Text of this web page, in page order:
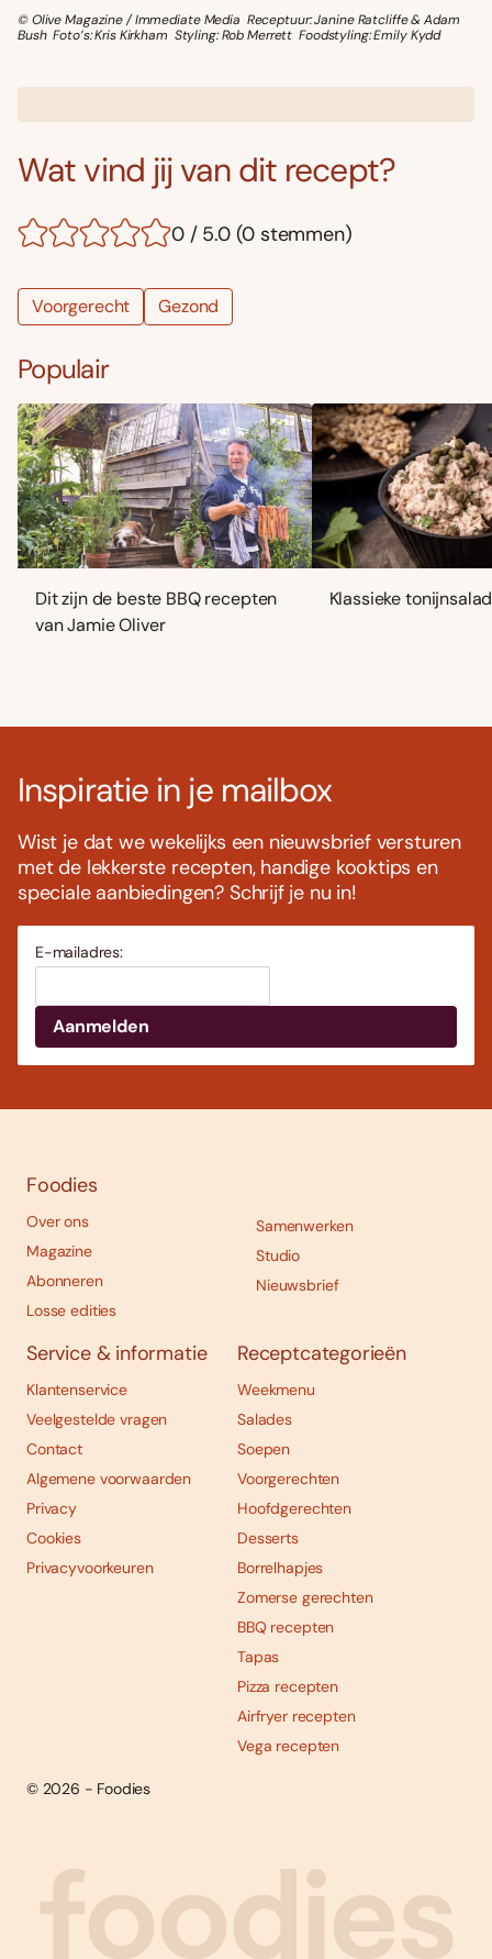
Abonneren
Bestellen
© Olive Magazine / Immediate Media Receptuur: Janine Ratcliffe & Adam
Bush Foto’s: Kris Kirkham Styling: Rob Merrett Foodstyling: Emily Kydd
Wat vind jij van dit recept?
0 / 5.0 (0 stemmen)
Voorgerecht Gezond
Populair
Dit zijn de beste BBQ recepten
van Jamie Oliver
Klassieke
Inspiratie in je mailbox
Wist je dat we wekelijks een nieuwsbrief versturen
met de lekkerste recepten, handige kooktips en
speciale aanbiedingen? Schrijf je nu in!
E-mailadres:
Foodies
Over ons
Magazine
Abonneren
Losse edities
Samenwerken
Studio
Nieuwsbrief
Service & informatie
Klantenservice
Veelgestelde vragen
Contact
Algemene voorwaarden
Privacy
Cookies
Privacyvoorkeuren
Receptcategorieën
Weekmenu
Salades
Soepen
Voorgerechten
Hoofdgerechten
Desserts
Borrelhapjes
Zomerse gerechten
BBQ recepten
Tapas
Pizza recepten
Airfryer recepten
Vega recepten
© 2026 - Foodies